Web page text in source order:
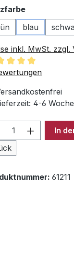
auswählen
blau
inkl. MwSt. zzgl.
4-6
In
61211